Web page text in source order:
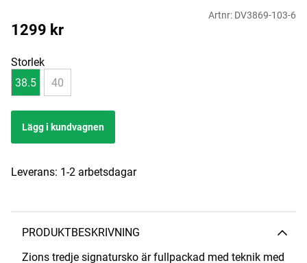
Artnr: DV3869-103-6
1299 kr
Storlek
38.5
40
Lägg i kundvagnen
Leverans: 1-2 arbetsdagar
PRODUKTBESKRIVNING
Zions tredje signatursko är fullpackad med teknik med